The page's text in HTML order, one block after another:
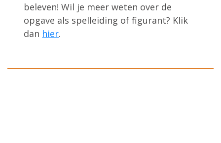
beleven! Wil je meer weten over de
opgave als spelleiding of figurant? Klik
dan hier.